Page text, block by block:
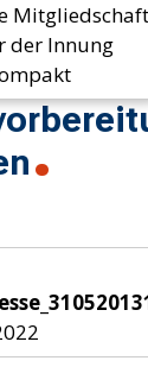
Mitgliedschaft
der Innung
17/